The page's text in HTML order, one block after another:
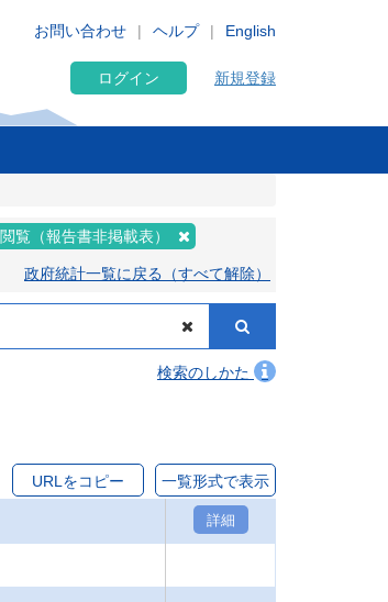
English
お問い合わせ ヘルプ
ログイン 新規登録
閲覧（報告書非掲載表）
政府統計一覧に戻る（すべて解除）
検索のしかた
URLをコピー 一覧形式で表示
詳細